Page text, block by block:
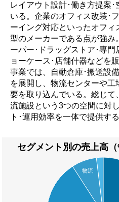
レイアウト設計･働き方提案
いる。企業のオフィス改装･
ーイング対応といったオフ
型のメーカーである点が強み
ーパー･ドラッグストア･専
ョーケース･店舗什器などを
事業では、自動倉庫･搬送設
を展開し、物流センターや
要を取り込んでいる。総じて
流施設という3つの空間に対
ト･運用効率を一体で提供す
セグメント別の売上高（
物流